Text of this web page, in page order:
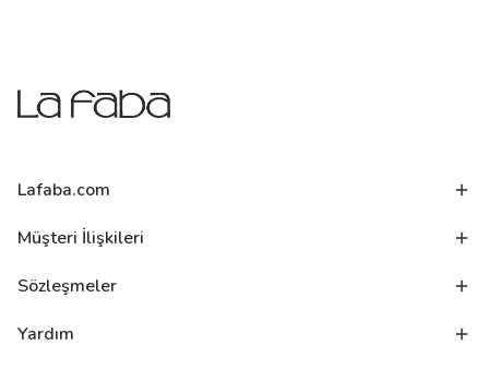
Lafaba.com
Müşteri İlişkileri
Sözleşmeler
Yardım